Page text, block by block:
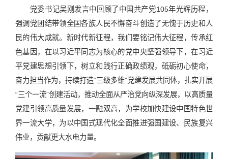
党委书记吴刚发言中回顾了中国共产党105年光辉历程，
强调党团结带领全国各族人民不懈奋斗创造了无愧于历史和人
民的伟大成就。新时代新征程，我们要铭记伟大征程，传承红
色基因，在以习近平同志为核心的党中央坚强领导下，在习近
平党建思想引领下，树立和践行正确政绩观，砥砺初心使命，
奋力担当作为，持续打造“三级多维”党建发展共同体，扎实开展
“三个一流”创建活动，推动全面从严治党向纵深发展，以高质量
党建引领高质量发展，一融双高，为学校加快建设中国特色世
界一流大学，为以中国式现代化全面推进强国建设、民族复兴
伟业，贡献更大水电力量。